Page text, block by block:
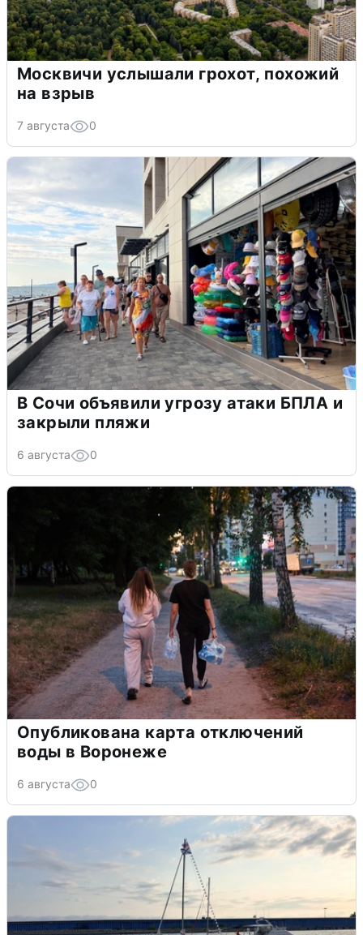
Москвичи услышали грохот, похожий
на взрыв
7 августа 0
В Сочи объявили угрозу атаки БПЛА и
закрыли пляжи
6 августа 0
Опубликована карта отключений
воды в Воронеже
6 августа 0